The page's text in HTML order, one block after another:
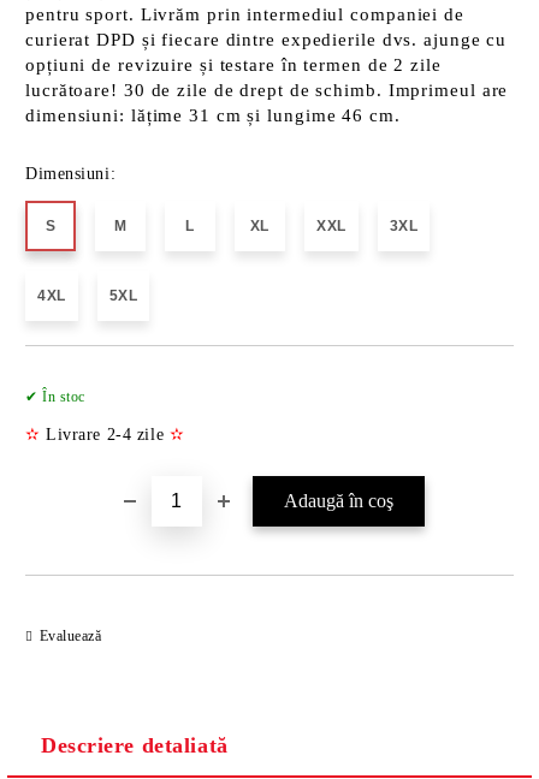
pentru sport. Livrăm prin intermediul companiei de
curierat DPD și fiecare dintre expedierile dvs. ajunge cu
opțiuni de revizuire și testare în termen de 2 zile
lucrătoare! 30 de zile de drept de schimb. Imprimeul are
dimensiuni: lățime 31 cm și lungime 46 cm.
Dimensiuni:
S M L XL XXL 3XL
4XL 5XL
✔ În stoc
✫ Livrare 2-4 zile ✫
Evaluează
Descriere detaliată